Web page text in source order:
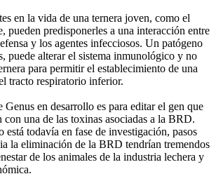
en la vida de una ternera joven, como el
pueden predisponerles a una interacción entre
y los agentes infecciosos. Un patógeno
puede alterar el sistema inmunológico y no
para permitir el establecimiento de una
tracto respiratorio inferior.
en desarrollo es para editar el gen que
una de las toxinas asociadas a la BRD.
está todavía en fase de investigación, pasos
la eliminación de la BRD tendrían tremendos
de los animales de la industria lechera y